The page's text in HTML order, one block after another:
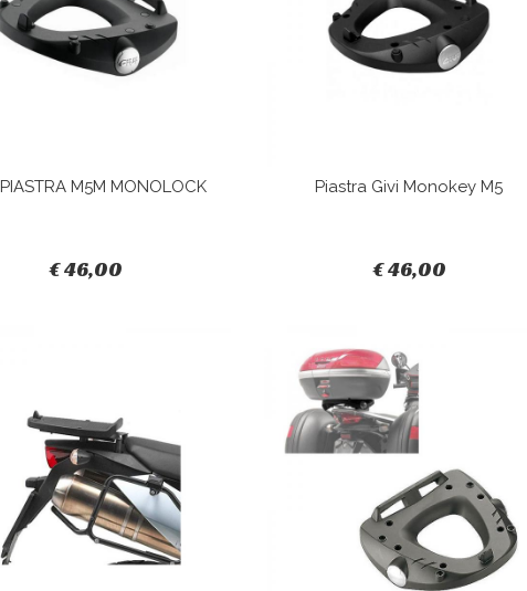
M5M MONOLOCK
€ 46,00
Piastra Givi Monokey M5
€ 46,00